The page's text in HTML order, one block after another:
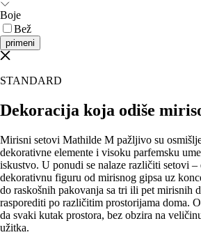
Boje
Bež
primeni
STANDARD
Dekoracija koja odiše
Mirisni setovi Mathilde M pažljivo su
dekorativne elemente i visoku parfemsku
iskustvo. U ponudi se nalaze različiti setovi
dekorativnu figuru od mirisnog gipsa uz
do raskošnih pakovanja sa tri ili pet mirisnih
rasporediti po različitim prostorijama doma.
da svaki kutak prostora, bez obzira na
užitka.